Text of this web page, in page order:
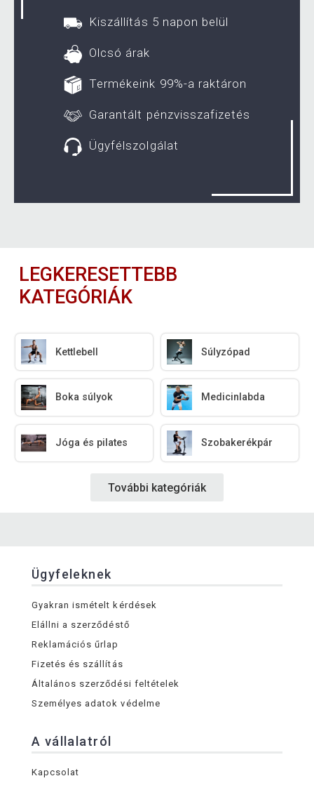
Kiszállítás 5 napon belül
Olcsó árak
Termékeink 99%-a raktáron
Garantált pénzvisszafizetés
Ügyfélszolgálat
LEGKERESETTEBB
KATEGÓRIÁK
Kettlebell Súlyzópad
Boka súlyok Medicinlabda
Jóga és pilates Szobakerékpár
További kategóriák
Ügyfeleknek
Gyakran ismételt kérdések
Elállni a szerződéstő
Reklamációs űrlap
Fizetés és szállítás
Általános szerződési feltételek
Személyes adatok védelme
A vállalatról
Kapcsolat